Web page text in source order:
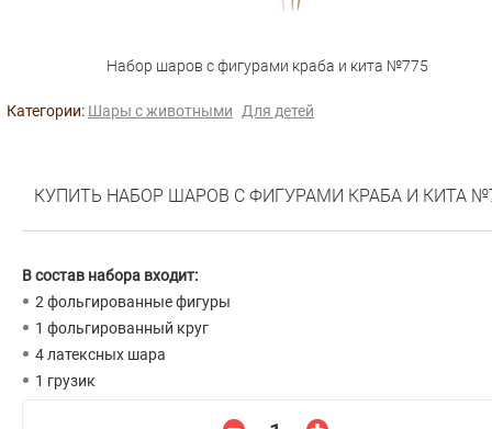
Набор шаров с фигурами краба и кита №775
Категории: Шары с животными Для детей
КУПИТЬ НАБОР ШАРОВ С ФИГУРАМИ КРАБА И КИТА
В состав набора входит:
2 фольгированные фигуры
1 фольгированный круг
4 латексных шара
1 грузик